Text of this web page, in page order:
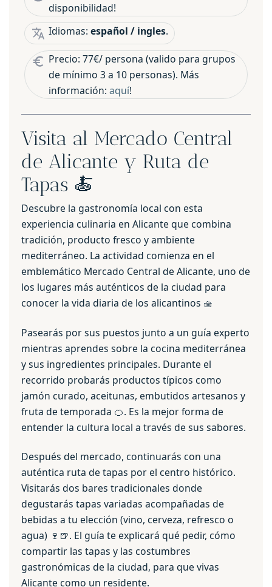
disponibilidad!
Idiomas: español / ingles.
Precio: 77€/ persona (valido para grupos
de mínimo 3 a 10 personas). Más
información: aquí!
Visita al Mercado Central
de Alicante y Ruta de
Tapas 🍝
Descubre la gastronomía local con esta
experiencia culinaria en Alicante que combina
tradición, producto fresco y ambiente
mediterráneo. La actividad comienza en el
emblemático Mercado Central de Alicante, uno de
los lugares más auténticos de la ciudad para
conocer la vida diaria de los alicantinos 🧺
Pasearás por sus puestos junto a un guía experto
mientras aprendes sobre la cocina mediterránea
y sus ingredientes principales. Durante el
recorrido probarás productos típicos como
jamón curado, aceitunas, embutidos artesanos y
fruta de temporada 🍊. Es la mejor forma de
entender la cultura local a través de sus sabores.
Después del mercado, continuarás con una
auténtica ruta de tapas por el centro histórico.
Visitarás dos bares tradicionales donde
degustarás tapas variadas acompañadas de
bebidas a tu elección (vino, cerveza, refresco o
agua) 🍷🍺. El guía te explicará qué pedir, cómo
compartir las tapas y las costumbres
gastronómicas de la ciudad, para que vivas
Alicante como un residente.